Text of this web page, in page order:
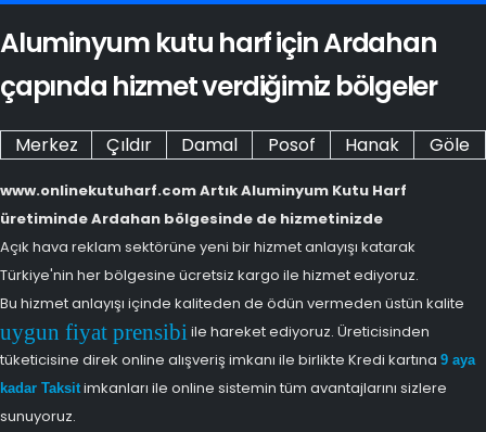
Aluminyum kutu harf için Ardahan
çapında hizmet verdiğimiz bölgeler
Merkez Çıldır Damal Posof Hanak Göle
www.onlinekutuharf.com Artık Aluminyum Kutu Harf
üretiminde Ardahan bölgesinde de hizmetinizde
Açık hava reklam sektörüne yeni bir hizmet anlayışı katarak
Türkiye'nin her bölgesine ücretsiz kargo ile hizmet ediyoruz.
Bu hizmet anlayışı içinde kaliteden de ödün vermeden üstün kalite
uygun fiyat prensibi ile hareket ediyoruz. Üreticisinden
tüketicisine direk online alışveriş imkanı ile birlikte Kredi kartına 9 aya
kadar Taksitimkanları ile online sistemin tüm avantajlarını sizlere
sunuyoruz.